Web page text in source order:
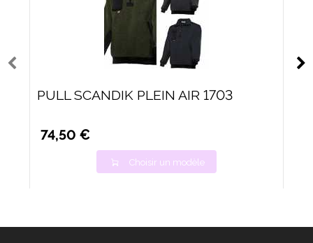
PULL SCANDIK PLEIN AIR 1703
74,50 €
Choisir un modèle